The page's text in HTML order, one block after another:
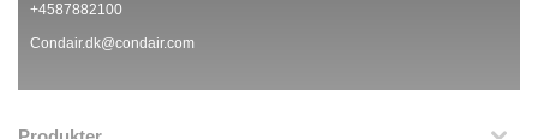
+4587882100
Condair.dk@condair.com